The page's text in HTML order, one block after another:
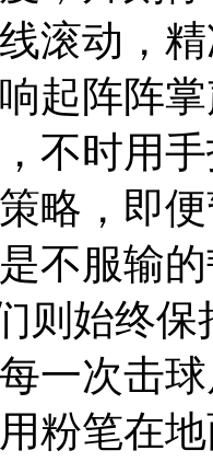
滚动，
起阵阵
不时用
略，即
不服输
则始终保
一次击
粉笔在